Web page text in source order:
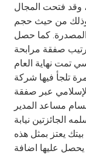
Germany
Malaysia
Turkey
Egypt
UK
وقد فتحت المجال
وذلك من حيث حجم
المصدرة. كما حصل
صفقة مرابحة
تمت نهاية العام
ثاني مرة تلجأ فيها شركة
الإسلامي عبر صفقة
مساعد المدير
الجائزتين نيابة
يعتز بمثل هذه
يحصل عليها اضافة